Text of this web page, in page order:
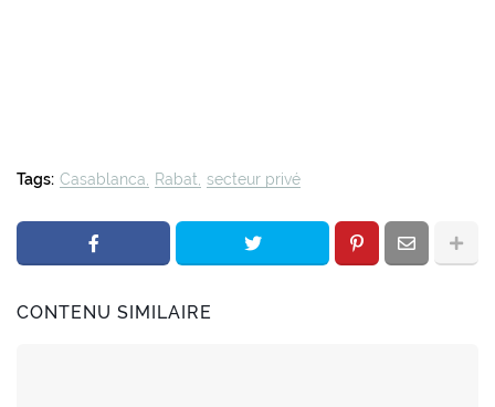
Tags: Casablanca Rabat secteur privé
CONTENU SIMILAIRE